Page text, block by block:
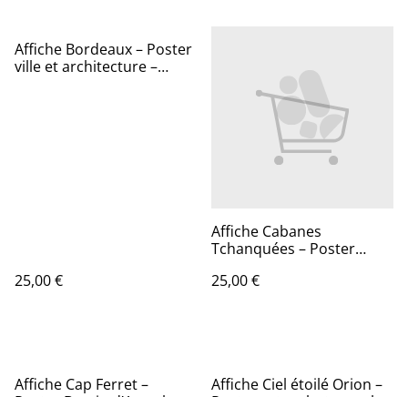
Affiche Bordeaux – Poster
ville et architecture –
25,00 €
Affiche Cabanes
Tchanquées – Poster
d’Arcachon – Décoration
25,00 €
Affiche Cap Ferret –
Affiche Ciel étoilé Orion –